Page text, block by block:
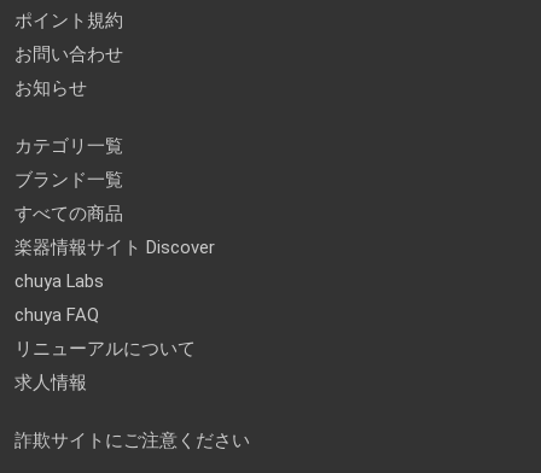
ポイント規約
お問い合わせ
お知らせ
カテゴリ一覧
ブランド一覧
すべての商品
楽器情報サイト Discover
chuya Labs
chuya FAQ
リニューアルについて
求人情報
詐欺サイトにご注意ください